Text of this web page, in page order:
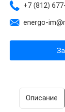
+7 (812)
energo-
Описание